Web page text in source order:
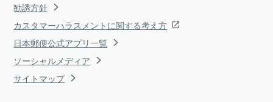
勧誘方針
カスタマーハラスメントに関する考え方
日本郵便公式アプリ一覧
ソーシャルメディア
サイトマップ